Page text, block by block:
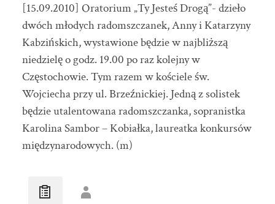
[15.09.2010] Oratorium „Ty Jesteś Drogą”- dzieło
dwóch młodych radomszczanek, Anny i Katarzyny
Kabzińskich, wystawione będzie w najbliższą
niedzielę o godz. 19.00 po raz kolejny w
Częstochowie. Tym razem w kościele św.
Wojciecha przy ul. Brzeźnickiej. Jedną z solistek
będzie utalentowana radomszczanka, sopranistka
Karolina Sambor – Kobiałka, laureatka konkursów
międzynarodowych. (m)